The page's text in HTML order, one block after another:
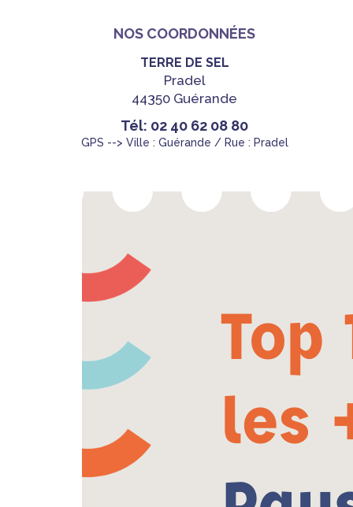
NOS COORDONNÉES
TERRE DE SEL
Pradel
44350 Guérande
Tél: 02 40 62 08 80
GPS --> Ville : Guérande / Rue : Pradel